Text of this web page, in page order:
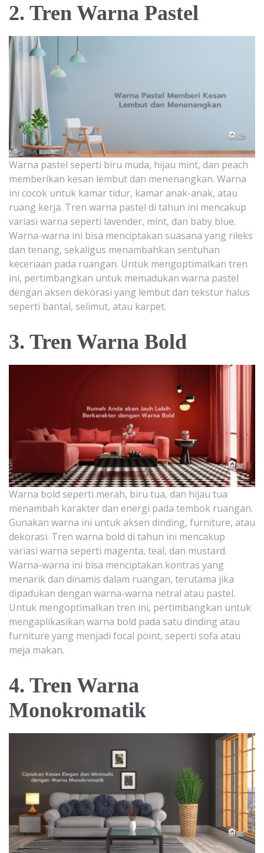
2. Tren Warna Pastel
Warna pastel seperti biru muda, hijau mint, dan peach
memberikan kesan lembut dan menenangkan. Warna
ini cocok untuk kamar tidur, kamar anak-anak, atau
ruang kerja. Tren warna pastel di tahun ini mencakup
variasi warna seperti lavender, mint, dan baby blue.
Warna-warna ini bisa menciptakan suasana yang rileks
dan tenang, sekaligus menambahkan sentuhan
keceriaan pada ruangan. Untuk mengoptimalkan tren
ini, pertimbangkan untuk memadukan warna pastel
dengan aksen dekorasi yang lembut dan tekstur halus
seperti bantal, selimut, atau karpet.
3. Tren Warna Bold
Warna bold seperti merah, biru tua, dan hijau tua
menambah karakter dan energi pada tembok ruangan.
Gunakan warna ini untuk aksen dinding, furniture, atau
dekorasi. Tren warna bold di tahun ini mencakup
variasi warna seperti magenta, teal, dan mustard.
Warna-warna ini bisa menciptakan kontras yang
menarik dan dinamis dalam ruangan, terutama jika
dipadukan dengan warna-warna netral atau pastel.
Untuk mengoptimalkan tren ini, pertimbangkan untuk
mengaplikasikan warna bold pada satu dinding atau
furniture yang menjadi focal point, seperti sofa atau
meja makan.
4. Tren Warna
Monokromatik